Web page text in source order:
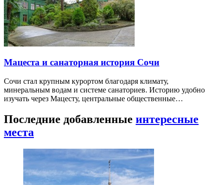
Мацеста и санаторная история Сочи
Сочи стал крупным курортом благодаря климату,
минеральным водам и системе санаториев. Историю удобно
изучать через Мацесту, центральные общественные…
Последние добавленные интересные
места